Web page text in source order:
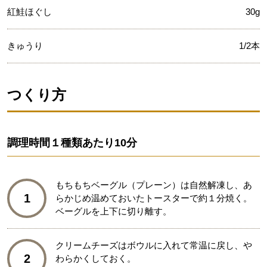
紅鮭ほぐし 30g
きゅうり 1/2本
つくり方
調理時間 １種類あたり10分
1
もちもちベーグル（プレーン）は自然解凍し、あ
らかじめ温めておいたトースターで約１分焼く。
ベーグルを上下に切り離す。
2
クリームチーズはボウルに入れて常温に戻し、や
わらかくしておく。